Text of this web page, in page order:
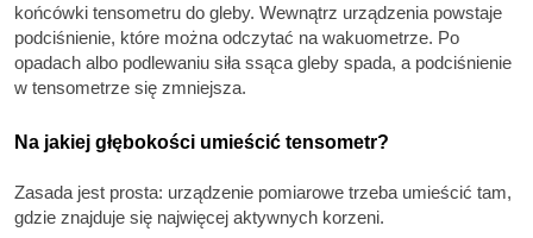
końcówki tensometru do gleby. Wewnątrz urządzenia powstaje
podciśnienie, które można odczytać na wakuometrze. Po
opadach albo podlewaniu siła ssąca gleby spada, a podciśnienie
w tensometrze się zmniejsza.
Na jakiej głębokości umieścić tensometr?
Zasada jest prosta: urządzenie pomiarowe trzeba umieścić tam,
gdzie znajduje się najwięcej aktywnych korzeni.